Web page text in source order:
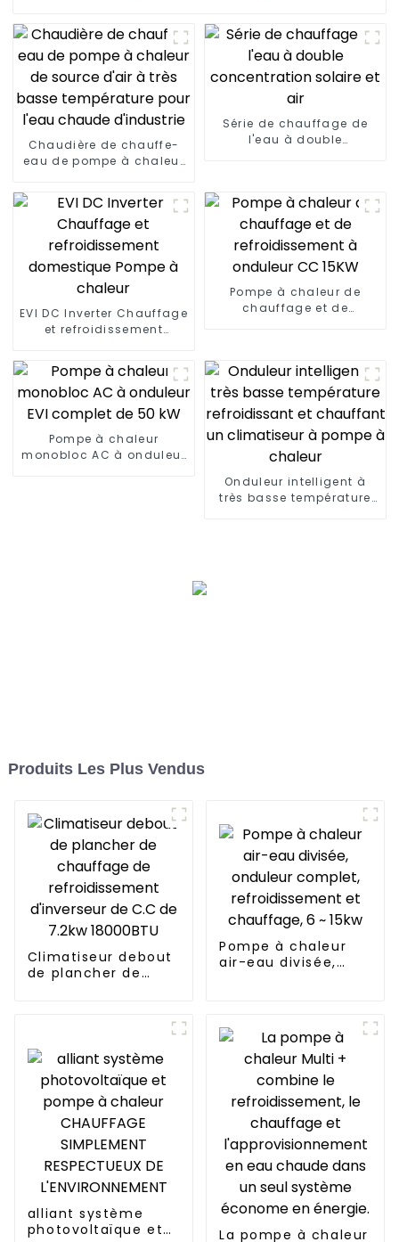
Chaudière de chauffe-
eau de pompe à chaleur
basse température pour
l'eau chaude d'industrie
Série de chauffage de
l'eau à double
EVI DC Inverter Chauffage
et refroidissement
chaleur
Pompe à chaleur de
chauffage et de
Pompe à chaleur
monobloc AC à onduleur
Onduleur intelligent à
très basse température
Produits Les Plus Vendus
Climatiseur debout
de plancher de
Pompe à chaleur
air-eau divisée,
alliant système
photovoltaïque et
La pompe à chaleur